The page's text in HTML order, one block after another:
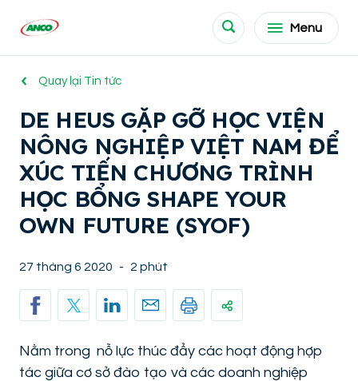
Menu
Quay lại Tin tức
DE HEUS GẶP GỠ HỌC VIỆN
NÔNG NGHIỆP VIỆT NAM ĐỂ
XÚC TIẾN CHƯƠNG TRÌNH
HỌC BỔNG SHAPE YOUR
OWN FUTURE (SYOF)
27 tháng 6 2020 - 2 phút
Nằm trong nỗ lực thúc đẩy các hoạt động hợp
tác giữa cơ sở đào tạo và các doanh nghiệp